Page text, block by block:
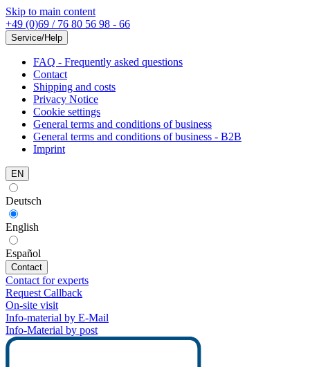
Skip to main content
+49 (0)69 / 76 80 56 98 - 66
Service/Help
FAQ - Frequently asked questions
Contact
Shipping and costs
Privacy Notice
Cookie settings
General terms and conditions of business
General terms and conditions of business - B2B
Imprint
EN
Deutsch
English
Español
Contact
Contact for experts
Request Callback
On-site visit
Info-material by E-Mail
Info-Material by post